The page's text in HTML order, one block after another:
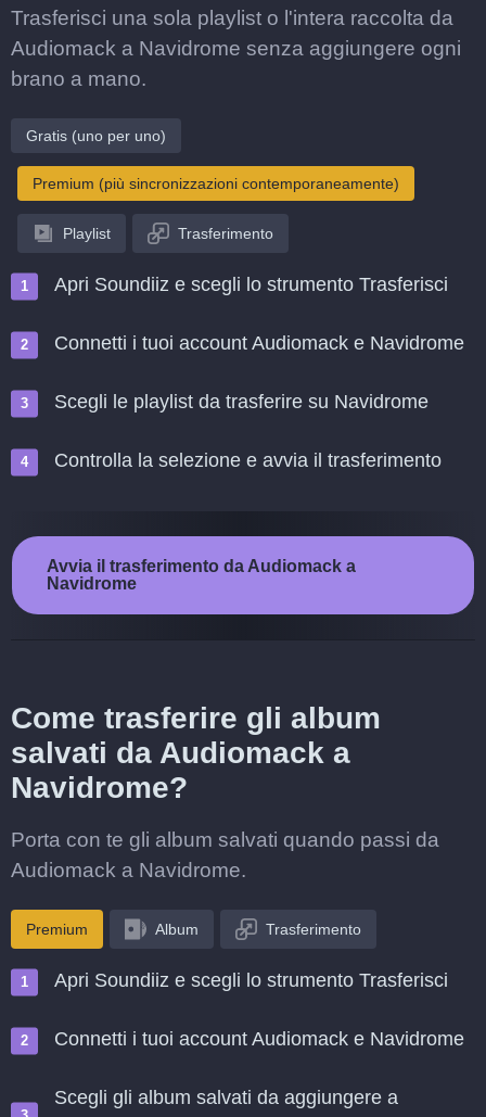
Trasferisci una sola playlist o l'intera raccolta da
Audiomack a Navidrome senza aggiungere ogni
brano a mano.
Gratis (uno per uno)
Premium (più sincronizzazioni contemporaneamente)
Playlist Trasferimento
Apri Soundiiz e scegli lo strumento Trasferisci
Connetti i tuoi account Audiomack e Navidrome
Scegli le playlist da trasferire su Navidrome
Controlla la selezione e avvia il trasferimento
Avvia il trasferimento da Audiomack a
Navidrome
Come trasferire gli album
salvati da Audiomack a
Navidrome?
Porta con te gli album salvati quando passi da
Audiomack a Navidrome.
Premium Album Trasferimento
Apri Soundiiz e scegli lo strumento Trasferisci
Connetti i tuoi account Audiomack e Navidrome
Scegli gli album salvati da aggiungere a